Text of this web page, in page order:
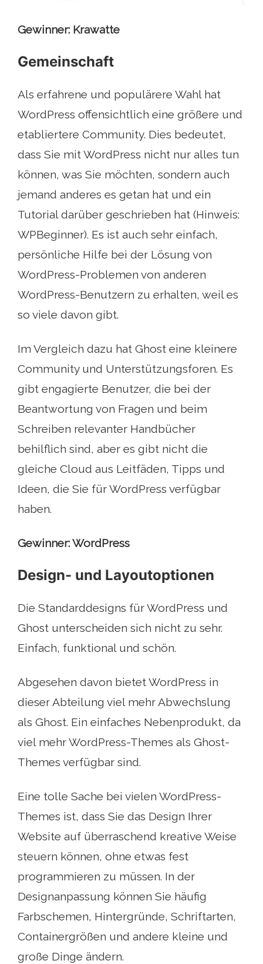
Gewinner: Krawatte
Gemeinschaft
Als erfahrene und populärere Wahl hat
WordPress offensichtlich eine größere und
etabliertere Community. Dies bedeutet,
dass Sie mit WordPress nicht nur alles tun
können, was Sie möchten, sondern auch
jemand anderes es getan hat und ein
Tutorial darüber geschrieben hat (Hinweis:
WPBeginner). Es ist auch sehr einfach,
persönliche Hilfe bei der Lösung von
WordPress-Problemen von anderen
WordPress-Benutzern zu erhalten, weil es
so viele davon gibt.
Im Vergleich dazu hat Ghost eine kleinere
Community und Unterstützungsforen. Es
gibt engagierte Benutzer, die bei der
Beantwortung von Fragen und beim
Schreiben relevanter Handbücher
behilflich sind, aber es gibt nicht die
gleiche Cloud aus Leitfäden, Tipps und
Ideen, die Sie für WordPress verfügbar
haben.
Gewinner: WordPress
Design- und Layoutoptionen
Die Standarddesigns für WordPress und
Ghost unterscheiden sich nicht zu sehr.
Einfach, funktional und schön.
Abgesehen davon bietet WordPress in
dieser Abteilung viel mehr Abwechslung
als Ghost. Ein einfaches Nebenprodukt, da
viel mehr WordPress-Themes als Ghost-
Themes verfügbar sind.
Eine tolle Sache bei vielen WordPress-
Themes ist, dass Sie das Design Ihrer
Website auf überraschend kreative Weise
steuern können, ohne etwas fest
programmieren zu müssen. In der
Designanpassung können Sie häufig
Farbschemen, Hintergründe, Schriftarten,
Containergrößen und andere kleine und
große Dinge ändern.